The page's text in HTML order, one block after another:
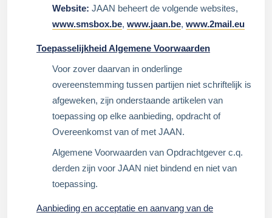
Website: JAAN beheert de volgende websites,
www.smsbox.be, www.jaan.be, www.2mail.eu
Toepasselijkheid Algemene Voorwaarden
Voor zover daarvan in onderlinge
overeenstemming tussen partijen niet schriftelijk is
afgeweken, zijn onderstaande artikelen van
toepassing op elke aanbieding, opdracht of
Overeenkomst van of met JAAN.
Algemene Voorwaarden van Opdrachtgever c.q.
derden zijn voor JAAN niet bindend en niet van
toepassing.
Aanbieding en acceptatie en aanvang van de